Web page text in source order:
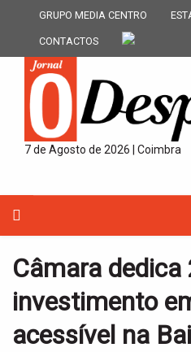
GRUPO MEDIA CENTRO
CONTACTOS
7 de Agosto de 2026 | Coimbra
Câmara dedica
investimento
acessível na